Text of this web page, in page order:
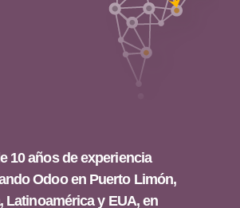
10 años de experiencia
Odoo en Puerto Limón,
Latinoamérica y EUA, en